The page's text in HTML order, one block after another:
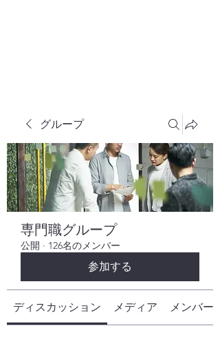
グループ
専門職グループ
公開 · 126名のメンバー
参加する
ディスカッション メディア メンバー